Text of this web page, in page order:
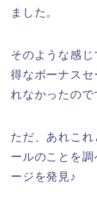
ました。
そのような感
得なボーナスセ
れなかったので
ただ、あれこ
ールのことを
ージを発見♪